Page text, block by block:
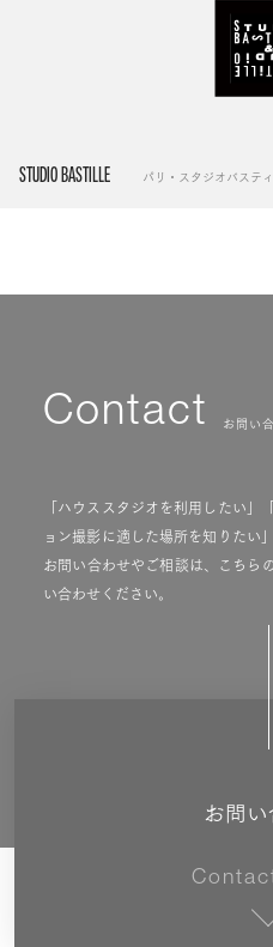
STUDIO BASTILLE パリ・スタジオバステ
Contact お問い
「ハウススタジオを利用したい
ョン撮影に適した場所を知りたい
お問い合わせやご相談は、こちら
い合わせください。
お問